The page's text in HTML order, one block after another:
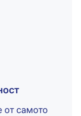
от самото